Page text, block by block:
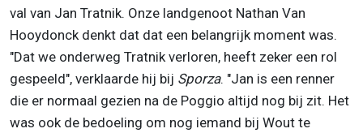
val van Jan Tratnik. Onze landgenoot Nathan Van
Hooydonck denkt dat dat een belangrijk moment was.
"Dat we onderweg Tratnik verloren, heeft zeker een rol
gespeeld", verklaarde hij bij Sporza. "Jan is een renner
die er normaal gezien na de Poggio altijd nog bij zit. Het
was ook de bedoeling om nog iemand bij Wout te